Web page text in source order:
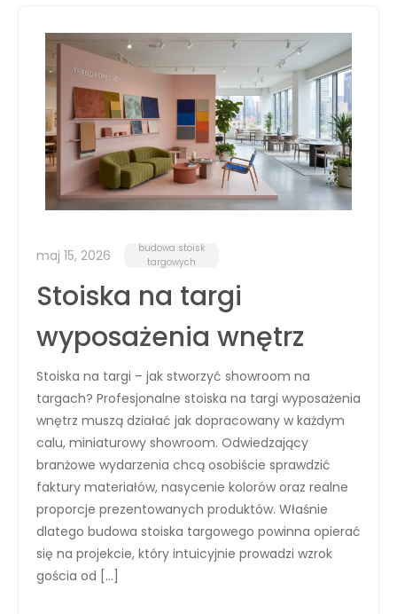
maj 15, 2026
budowa stoisk
targowych
Stoiska na targi
wyposażenia wnętrz
Stoiska na targi – jak stworzyć showroom na
targach? Profesjonalne stoiska na targi wyposażenia
wnętrz muszą działać jak dopracowany w każdym
calu, miniaturowy showroom. Odwiedzający
branżowe wydarzenia chcą osobiście sprawdzić
faktury materiałów, nasycenie kolorów oraz realne
proporcje prezentowanych produktów. Właśnie
dlatego budowa stoiska targowego powinna opierać
się na projekcie, który intuicyjnie prowadzi wzrok
gościa od […]